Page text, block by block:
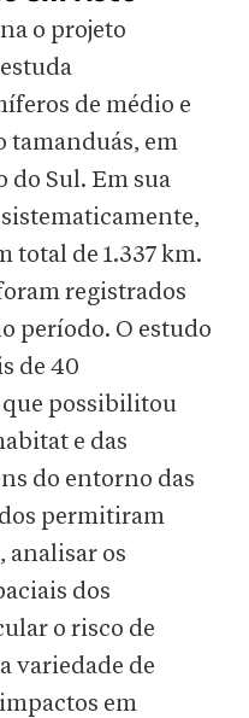
o projeto
de médio e
tamanduás, em
do Sul. Em sua
total de 1.337 km.
registrados
período. O estudo
de 40
possibilitou
e das
do entorno das
permitiram
analisar os
dos
o risco de
variedade de
em